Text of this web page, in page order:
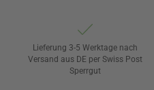
Lieferung 3-5 Werktage nach
Versand aus DE per Swiss Post
Sperrgut